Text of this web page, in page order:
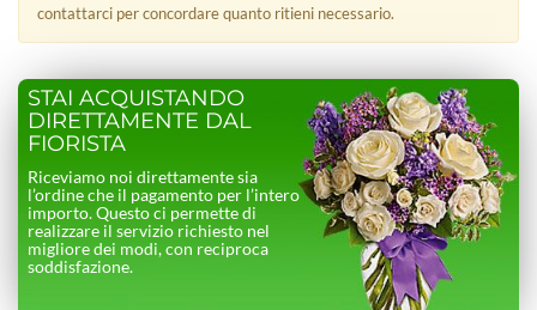
contattarci per concordare quanto ritieni necessario.
STAI ACQUISTANDO
DIRETTAMENTE DAL
FIORISTA
Riceviamo noi direttamente sia
l’ordine che il pagamento per l’intero
importo. Questo ci permette di
realizzare il servizio richiesto nel
migliore dei modi, con reciproca
soddisfazione.